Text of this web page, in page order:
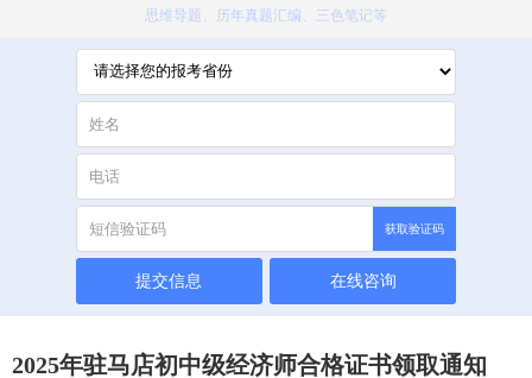
思维导题、历年真题汇编、三色笔记等
获取验证码
提交信息 在线咨询
2025年驻马店初中级经济师合格证书领取通知